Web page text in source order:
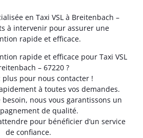
en Taxi VSL à Breitenbach –
à intervenir pour assurer une
rapide et efficace.
rapide et efficace pour Taxi VSL
– 67220 ?
plus pour nous contacter !
à toutes vos demandes.
nous vous garantissons un
de qualité.
pour bénéficier d’un service
de confiance.